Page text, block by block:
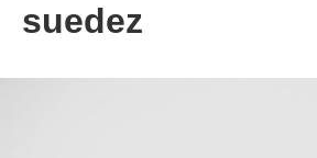
suedez